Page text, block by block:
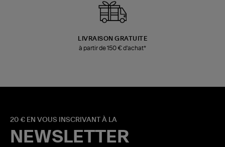
LIVRAISON GRATUITE
à partir de 150 € d'achat*
20 € EN VOUS INSCRIVANT À LA
NEWSLETTER